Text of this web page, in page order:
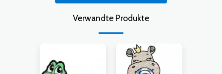
Verwandte Produkte